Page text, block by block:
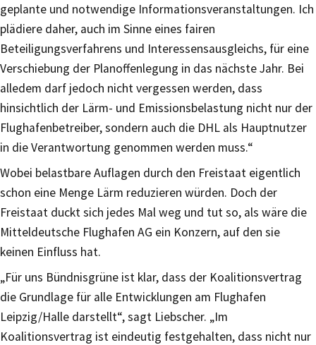
geplante und notwendige Informationsveranstaltungen. Ich
plädiere daher, auch im Sinne eines fairen
Beteiligungsverfahrens und Interessensausgleichs, für eine
Verschiebung der Planoffenlegung in das nächste Jahr. Bei
alledem darf jedoch nicht vergessen werden, dass
hinsichtlich der Lärm- und Emissionsbelastung nicht nur der
Flughafenbetreiber, sondern auch die DHL als Hauptnutzer
in die Verantwortung genommen werden muss.“
Wobei belastbare Auflagen durch den Freistaat eigentlich
schon eine Menge Lärm reduzieren würden. Doch der
Freistaat duckt sich jedes Mal weg und tut so, als wäre die
Mitteldeutsche Flughafen AG ein Konzern, auf den sie
keinen Einfluss hat.
„Für uns Bündnisgrüne ist klar, dass der Koalitionsvertrag
die Grundlage für alle Entwicklungen am Flughafen
Leipzig/Halle darstellt“, sagt Liebscher. „Im
Koalitionsvertrag ist eindeutig festgehalten, dass nicht nur